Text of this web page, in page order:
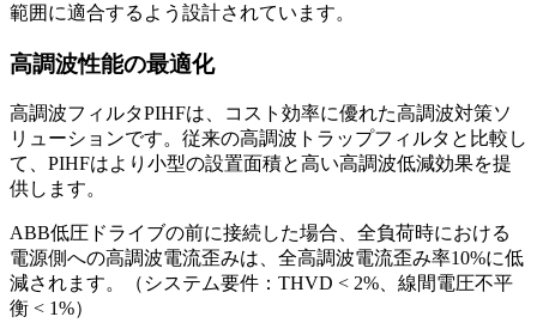
範囲に適合するよう設計されています。
高調波性能の最適化
高調波フィルタPIHFは、コスト効率に優れた高調波対策ソ
リューションです。従来の高調波トラップフィルタと比較し
て、PIHFはより小型の設置面積と高い高調波低減効果を提
供します。
ABB低圧ドライブの前に接続した場合、全負荷時における
電源側への高調波電流歪みは、全高調波電流歪み率10%に低
減されます。（システム要件：THVD < 2%、線間電圧不平
衡 < 1%）